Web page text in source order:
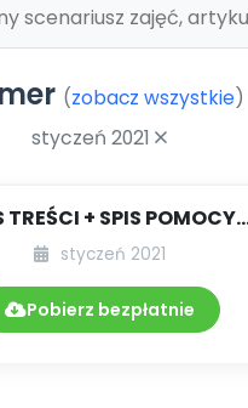
(zobacz wszystkie)
styczeń 2021
TREŚCI + SPIS POMOCY
1.232/2021
styczeń 2021
Pobierz bezpłatnie